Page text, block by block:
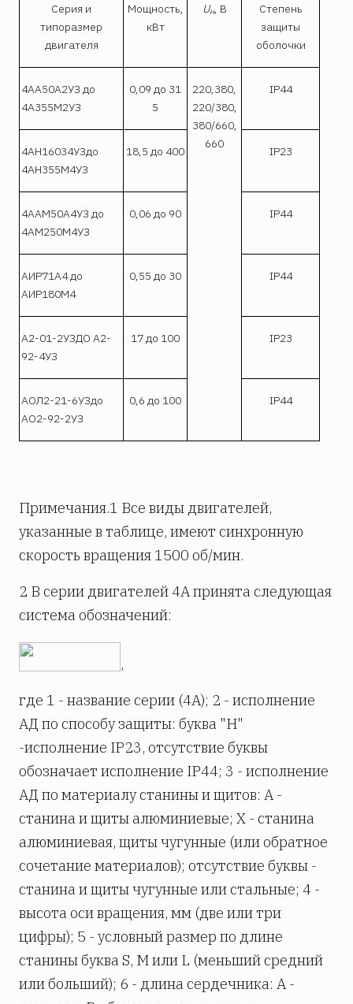
Серия и
типоразмер
двигателя
Мощность,
кВт
Uн, В
Степень
защиты
оболочки
4АА50А2УЗ до
4А355М2УЗ
0,09 до 31
5
220,380,
220/380,
380/660,
660
IP44
4АН16034УЗдо
4АН355М4УЗ
18,5 до 400 IP23
4ААМ50А4УЗ до
4АМ250М4УЗ
0,06 до 90 IP44
АИР71А4 до
АИР180М4
0,55 до 30 IP44
А2-01-2УЗДО А2-
92-4УЗ
17 до 100 IP23
АОЛ2-21-6УЗдо
АО2-92-2УЗ
0,6 до 100 IP44
Примечания.1 Все виды двигателей,
указанные в таблице, имеют синхронную
скорость вращения 1500 об/мин.
2 В серии двигателей 4А принята следующая
система обозначений:
,
где 1 - название серии (4А); 2 - исполнение
АД по способу защиты: буква "Н"
-исполнение IP23, отсутствие буквы
обозначает исполнение IP44; 3 - исполнение
АД по материалу станины и щитов: А -
станина и щиты алюминиевые; X - станина
алюминиевая, щиты чугунные (или обратное
сочетание материалов); отсутствие буквы -
станина и щиты чугунные или стальные; 4 -
высота оси вращения, мм (две или три
цифры); 5 - условный размер по длине
станины буква S, М или L (меньший средний
или больший); 6 - длина сердечника: А -